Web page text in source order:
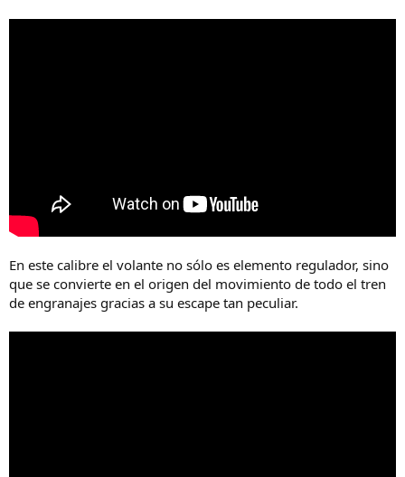
En este calibre el volante no sólo es elemento regulador, sino
que se convierte en el origen del movimiento de todo el tren
de engranajes gracias a su escape tan peculiar.